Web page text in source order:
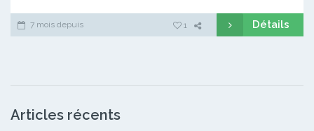
7 mois depuis 1 Détails
Articles récents